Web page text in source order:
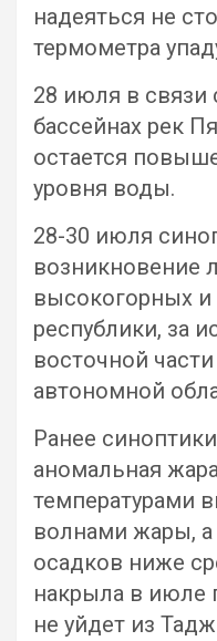
надеяться не
термометра
28 июля в связи
бассейнах рек
остается
уровня воды.
28-30 июля
возникновение
высокогорных и
республики, за
восточной
автономной
Ранее
аномальная
температурами
волнами жары,
осадков ниже
накрыла в июле
не уйдет из